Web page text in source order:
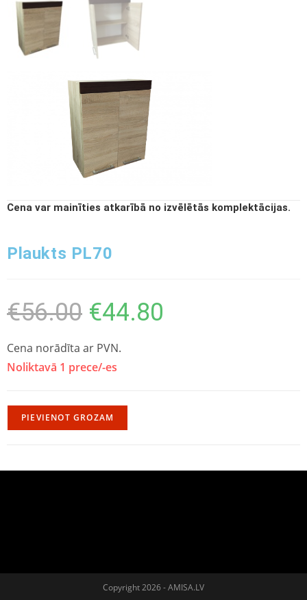
Cena var mainīties atkarībā no izvēlētās komplektācijas.
Plaukts PL70
€56.00 €44.80
Cena norādīta ar PVN.
Noliktavā 1 prece/-es
PIEVIENOT GROZAM
Copyright 2026 - AMISA.LV